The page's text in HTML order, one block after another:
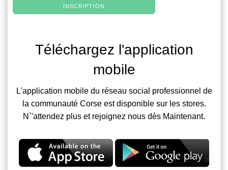
INSCRIPTION
Téléchargez l'application
mobile
L'application mobile du réseau social professionnel de
la communauté Corse est disponible sur les stores.
N`'attendez plus et rejoignez nous dès Maintenant.